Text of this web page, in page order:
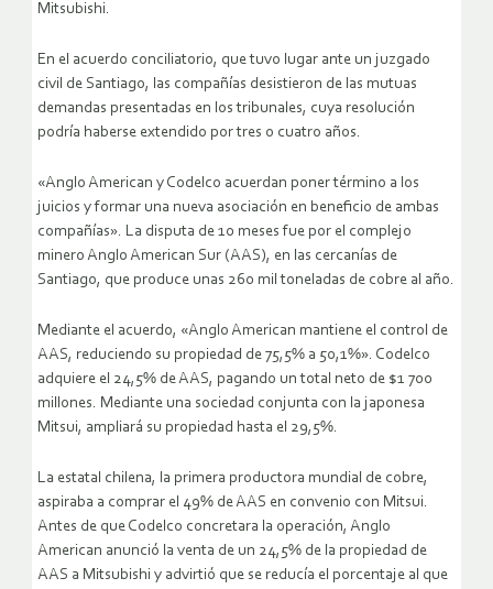
Mitsubishi.
En el acuerdo conciliatorio, que tuvo lugar ante un juzgado
civil de Santiago, las compañías desistieron de las mutuas
demandas presentadas en los tribunales, cuya resolución
podría haberse extendido por tres o cuatro años.
«Anglo American y Codelco acuerdan poner término a los
juicios y formar una nueva asociación en beneficio de ambas
compañías». La disputa de 10 meses fue por el complejo
minero Anglo American Sur (AAS), en las cercanías de
Santiago, que produce unas 260 mil toneladas de cobre al año.
Mediante el acuerdo, «Anglo American mantiene el control de
AAS, reduciendo su propiedad de 75,5% a 50,1%». Codelco
adquiere el 24,5% de AAS, pagando un total neto de $1 700
millones. Mediante una sociedad conjunta con la japonesa
Mitsui, ampliará su propiedad hasta el 29,5%.
La estatal chilena, la primera productora mundial de cobre,
aspiraba a comprar el 49% de AAS en convenio con Mitsui.
Antes de que Codelco concretara la operación, Anglo
American anunció la venta de un 24,5% de la propiedad de
AAS a Mitsubishi y advirtió que se reducía el porcentaje al que